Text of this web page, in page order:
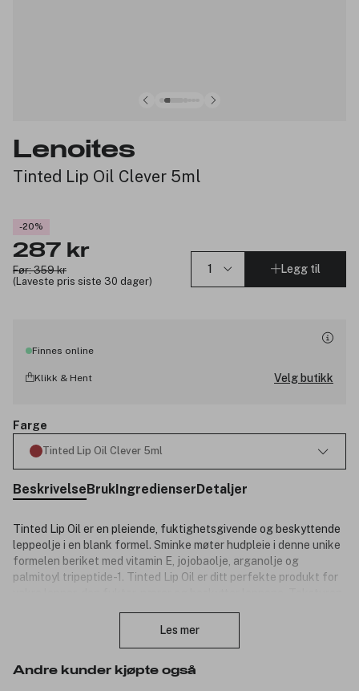
Lenoites
Tinted Lip Oil Clever 5ml
-20%
287 kr
Før: 359 kr
(Laveste pris siste 30 dager)
Legg til
Finnes online
Klikk & Hent Velg butikk
Farge
Tinted Lip Oil Clever 5ml
BeskrivelseBrukIngredienserDetaljer
Tinted Lip Oil er en pleiende, fuktighetsgivende og beskyttende
leppeolje i en blank formel. Sminke møter hudpleie i denne unike
formelen beriket med vitamin E, jojobaolje, arganolje og
palmitoyl tripeptide-1. Tinted Lip Oil er ditt perfekte produkt for
høypigmentert formel, leverer denne leppeoljen en vakker farge
Aktive ingredienser:
Les mer
Andre kunder kjøpte også